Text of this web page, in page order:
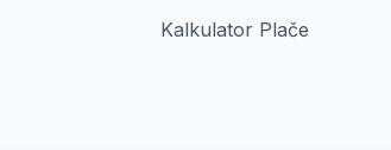
Kalkulator Plače